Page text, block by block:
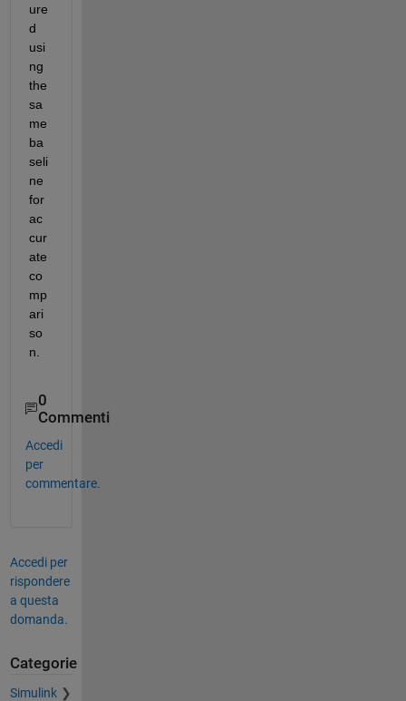
ure
d
usi
ng
the
sa
me
ba
seli
ne
for
ac
cur
ate
co
mp
ari
so
n.
0
Commenti
Accedi
per
commentare.
Accedi per
rispondere
a questa
domanda.
Categorie
Simulink